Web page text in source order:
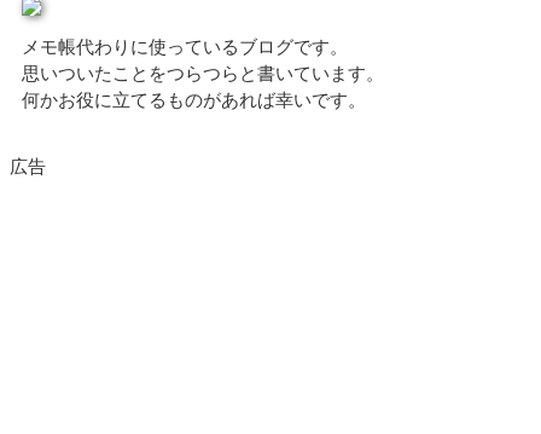
メモ帳代わりに使っているブログです。
思いついたことをつらつらと書いています。
何かお役に立てるものがあれば幸いです。
広告